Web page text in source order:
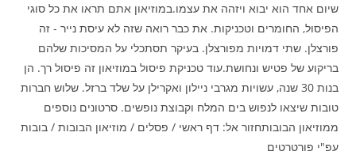
שיום אחד הוא יבוא ויזהה את עצמו.במוזיאון אתם תראו את כל סוגי
הפיסול, החומרים וטכניקות. את כבר רואה שזה לא עיסת נייר - זה
פורצלן. שתי דמויות מפורצלן. בעיקר תסתכלי על המסיכות שלהם
בריקוע של פטיש ונחושת.עוד טכניקת פיסול במוזיאון זה פיסול רך. הן
בנות 30 שנה, עשויות מגרבי ניילון ואקרילן על שלד ברזל. שלוש חברות
טובות שיצאו לנפוש בים המלח וקבוצת נופשים. סרטונים נוספים
ממוזיאון הבובותחזור אל: דף ראשי / פסלים / מוזיאון הבובות / בובות
עפ"י פורטרטים